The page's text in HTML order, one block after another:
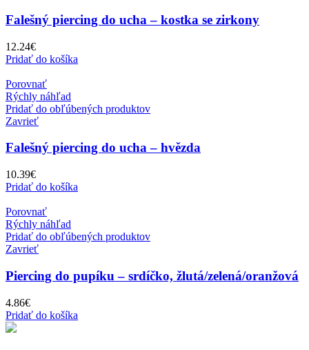
Falešný piercing do ucha – kostka se zirkony
12.24€
Pridať do košíka
Porovnať
Rýchly náhľad
Pridať do obľúbených produktov
Zavrieť
Falešný piercing do ucha – hvězda
10.39€
Pridať do košíka
Porovnať
Rýchly náhľad
Pridať do obľúbených produktov
Zavrieť
Piercing do pupíku – srdíčko, žlutá/zelená/oranžová
4.86€
Pridať do košíka